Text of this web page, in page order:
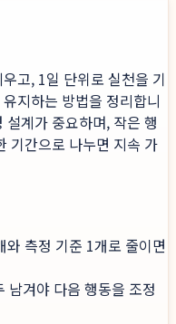
고, 1일 단위로 실천을 기
지하는 방법을 정리합니
계가 중요하며, 작은 행
기간으로 나누면 지속 가
측정 기준 1개로 줄이면
남겨야 다음 행동을 조정